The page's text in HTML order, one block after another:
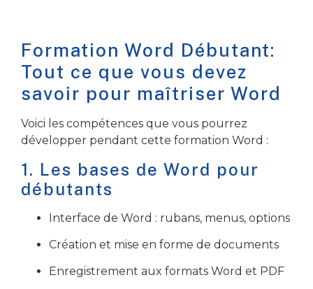
Formation Word Débutant:
Tout ce que vous devez
savoir pour maîtriser Word
Voici les compétences que vous pourrez
développer pendant cette formation Word :
1. Les bases de Word pour
débutants
Interface de Word : rubans, menus, options
Création et mise en forme de documents
Enregistrement aux formats Word et PDF